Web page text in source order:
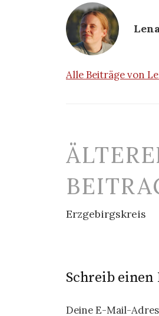
Alle Beiträge von
Beitrags-
Navigation
Erzgebirgskreis
Schreib
Deine E-Mail-